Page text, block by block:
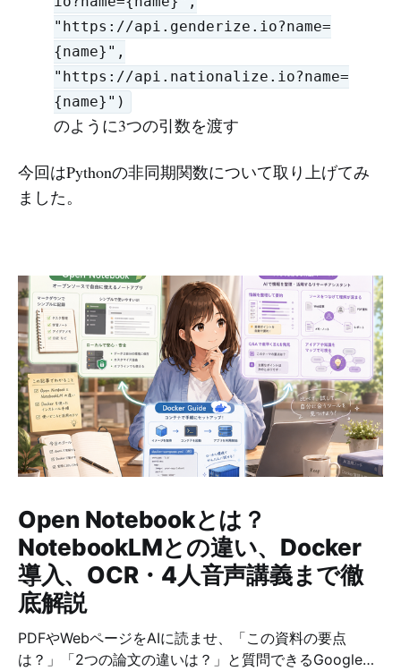
"https://api.genderize.io?name=
{name}",
"https://api.nationalize.io?name=
{name}")
のように3つの引数を渡す
今回はPythonの非同期関数について取り上げてみ
ました。
Open Notebookとは？
NotebookLMとの違い、Docker
導入、OCR・4人音声講義まで徹
底解説
PDFやWebページをAIに読ませ、「この資料の要点
は？」「2つの論文の違いは？」と質問できるGoogleの